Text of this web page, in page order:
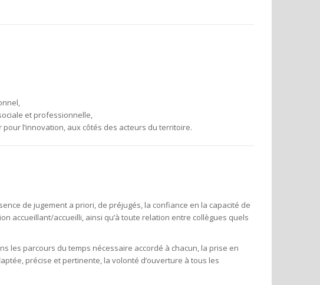
et professionnelle,
l’innovation, aux côtés des acteurs du territoire.
de jugement a priori, de préjugés, la confiance en la capacité de
accueillant/accueilli, ainsi qu’à toute relation entre collègues quels
les parcours du temps nécessaire accordé à chacun, la prise en
précise et pertinente, la volonté d’ouverture à tous les